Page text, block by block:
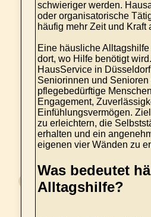
schwieriger werden.
oder organisatorische
häufig mehr Zeit und Kraft
Eine häusliche
dort, wo Hilfe benötigt
HausService in
Seniorinnen und Senioren
pflegebedürftige
Engagement,
Einfühlungsvermögen.
zu erleichtern, die
erhalten und ein
eigenen vier Wänden zu
Was bedeutet
Alltagshilfe?